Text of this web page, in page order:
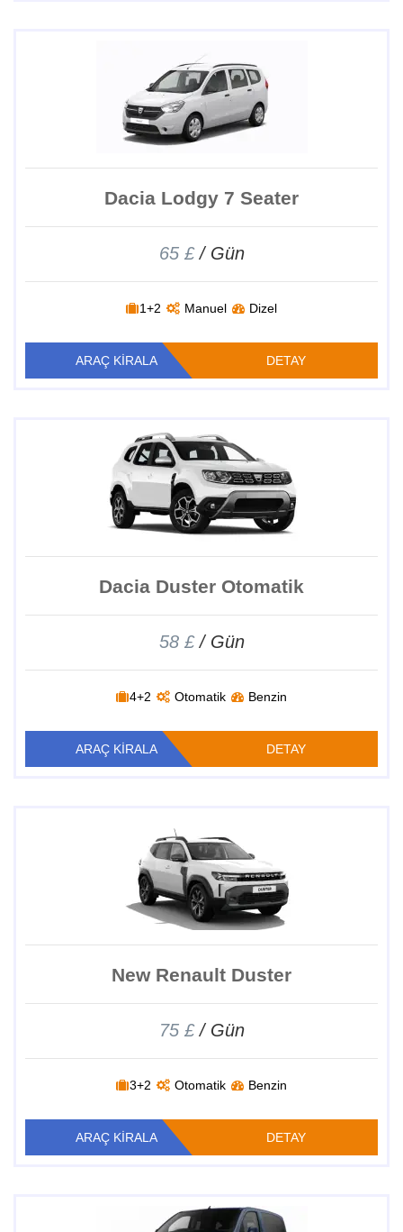
Dacia Lodgy 7 Seater
65 £/ Gün
1+2 Manuel Dizel
ARAÇ KİRALA DETAY
Dacia Duster Otomatik
58 £/ Gün
4+2 Otomatik Benzin
ARAÇ KİRALA DETAY
New Renault Duster
75 £/ Gün
3+2 Otomatik Benzin
ARAÇ KİRALA DETAY